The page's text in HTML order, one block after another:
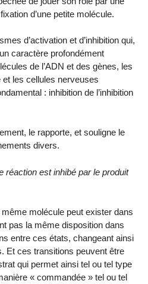
d’une petite molécule.
d’activation et d’inhibition qui,
caractère profondément
de l’ADN et des gènes, les
et les cellules nerveuses
: inhibition de l’inhibition
le rapporte, et souligne le
divers.
réaction est inhibé par le produit
molécule peut exister dans
pas la même disposition dans
entre ces états, changeant ainsi
Et ces transitions peuvent être
qui permet ainsi tel ou tel type
« commandée » tel ou tel